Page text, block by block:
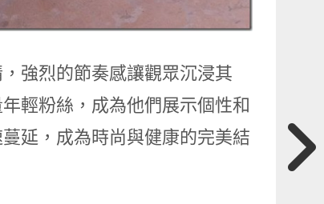
強烈的節奏感讓觀眾沉浸其
輕粉絲，成為他們展示個性和
延，成為時尚與健康的完美結